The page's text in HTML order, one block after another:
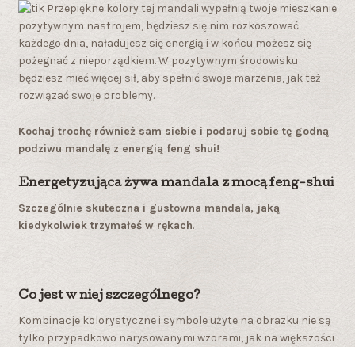
Przepiękne kolory tej mandali wypełnią twoje mieszkanie
pozytywnym nastrojem, będziesz się nim rozkoszować
każdego dnia, naładujesz się energią i w końcu możesz się
pożegnać z nieporządkiem. W pozytywnym środowisku
będziesz mieć więcej sił, aby spełnić swoje marzenia, jak też
rozwiązać swoje problemy.
Kochaj trochę również sam siebie i podaruj sobie tę godną
podziwu mandalę z energią feng shui!
Energetyzująca żywa mandala z mocą feng-shui
Szczególnie skuteczna i gustowna mandala, jaką
kiedykolwiek trzymałeś w rękach.
Co jest w niej szczególnego?
Kombinacje kolorystyczne i symbole użyte na obrazku nie są
tylko przypadkowo narysowanymi wzorami, jak na większości